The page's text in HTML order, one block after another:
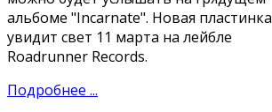
альбоме "Incarnate". Новая пластинка
увидит свет 11 марта на лейбле
Roadrunner Records.
Подробнее ...